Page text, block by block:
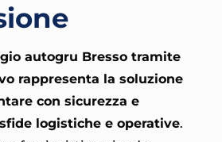
autogru Bresso tramite
rappresenta la soluzione
con sicurezza e
logistiche e operative.